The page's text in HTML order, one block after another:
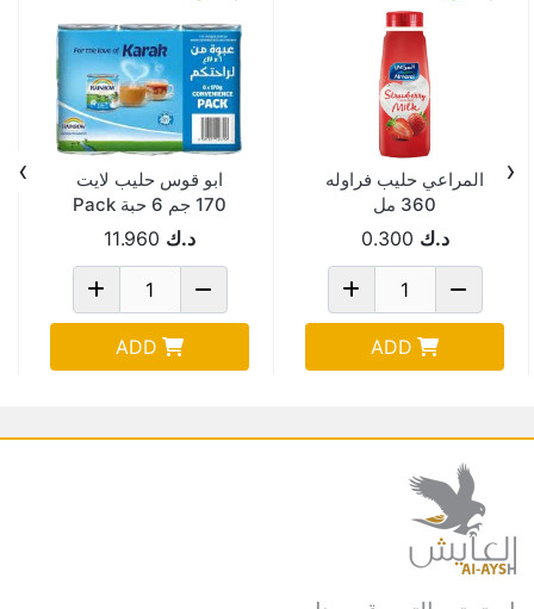
المراعي حليب فراوله
360 مل
د.ك 0.300
ADD
ابو قوس حليب لايت
170 جم 6 حبة Pack
Of 8 د.ك 11.960
ADD
‹
›